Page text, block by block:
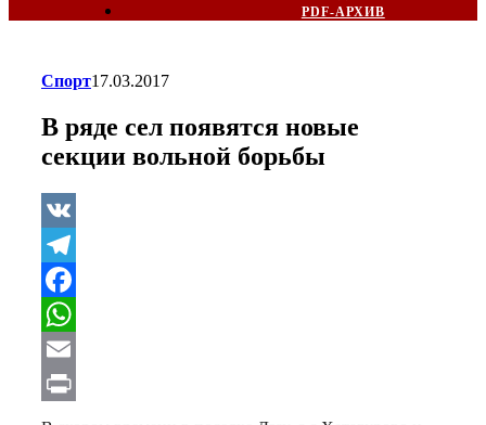
PDF-АРХИВ
Спорт17.03.2017
В ряде сел появятся новые
секции вольной борьбы
VK
Telegram
Facebook
WhatsApp
Email
Print